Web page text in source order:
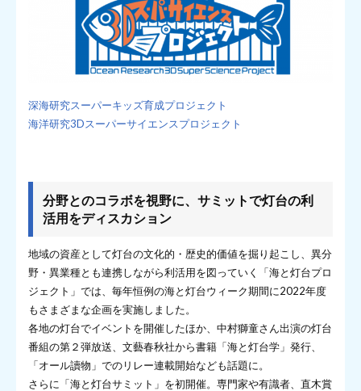
深海研究スーパーキッズ育成プロジェクト
海洋研究3Dスーパーサイエンスプロジェクト
分野とのコラボを視野に、サミットで灯台の利
活用をディスカション
地域の資産として灯台の文化的・歴史的価値を掘り起こし、異分
野・異業種とも連携しながら利活用を図っていく「海と灯台プロ
ジェクト」では、毎年恒例の海と灯台ウィーク期間に2022年度
もさまざまな企画を実施しました。
各地の灯台でイベントを開催したほか、中村獅童さん出演の灯台
番組の第２弾放送、文藝春秋社から書籍「海と灯台学」発行、
「オール讀物」でのリレー連載開始なども話題に。
さらに「海と灯台サミット」を初開催。専門家や有識者、直木賞